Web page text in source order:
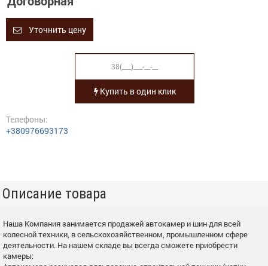
Уточнить цену
Купить в один клик
Телефоны:
+380976693173
Описание товара
Наша Компания занимается продажей автокамер и шин для всей
колесной техники, в сельскохозяйственном, промышленном сфере
деятельности. На нашем складе вы всегда сможете приобрести
камеры: